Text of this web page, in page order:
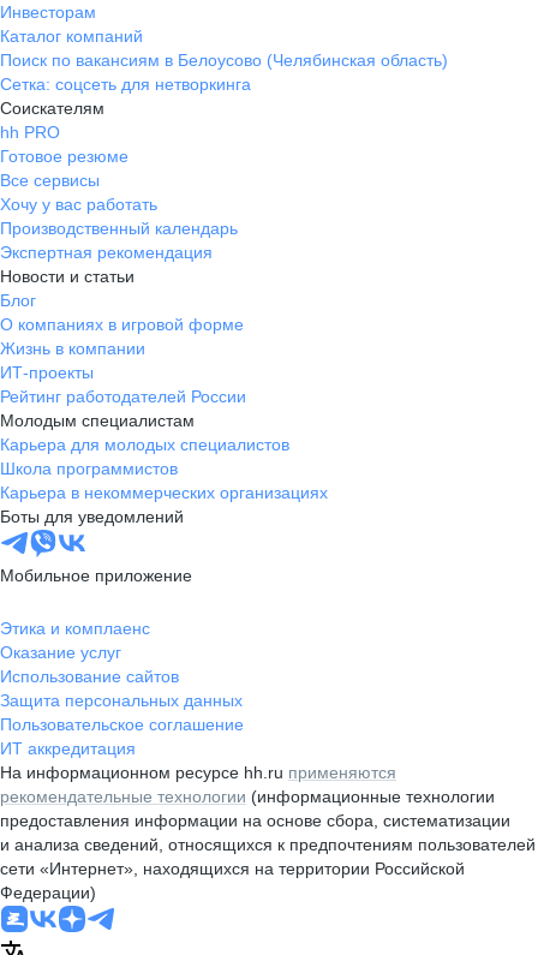
Инвесторам
Каталог компаний
Поиск по вакансиям в Белоусово (Челябинская область)
Сетка: соцсеть для нетворкинга
Соискателям
hh PRO
Готовое резюме
Все сервисы
Хочу у вас работать
Производственный календарь
Экспертная рекомендация
Новости и статьи
Блог
О компаниях в игровой форме
Жизнь в компании
ИТ-проекты
Рейтинг работодателей России
Молодым специалистам
Карьера для молодых специалистов
Школа программистов
Карьера в некоммерческих организациях
Боты для уведомлений
Мобильное приложение
Этика и комплаенс
Оказание услуг
Использование сайтов
Защита персональных данных
Пользовательское соглашение
ИТ аккредитация
На информационном ресурсе hh.ru применяются
рекомендательные технологии (информационные технологии
предоставления информации на основе сбора, систематизации
и анализа сведений, относящихся к предпочтениям пользователей
сети «Интернет», находящихся на территории Российской
Федерации)